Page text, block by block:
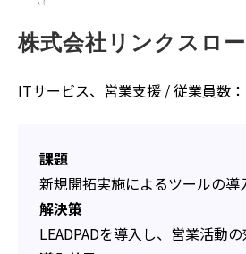
株式会社リンクスロ
ITサービス、営業支援 / 従業員数
課題
新規開拓実施によるツールの導
解決策
LEADPADを導入し、営業活動